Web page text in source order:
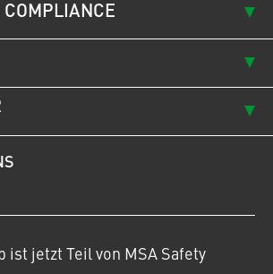
COMPLIANCE
ist jetzt Teil von MSA Safety